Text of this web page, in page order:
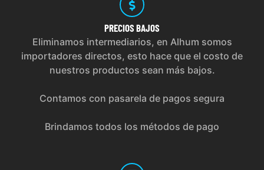
PRECIOS BAJOS
Eliminamos intermediarios, en Alhum somos
importadores directos, esto hace que el costo de
nuestros productos sean más bajos.
Contamos con pasarela de pagos segura
Brindamos todos los métodos de pago